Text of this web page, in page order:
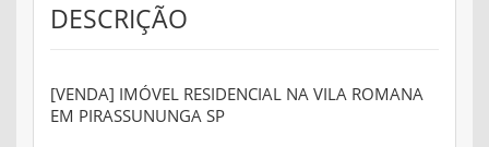
DESCRIÇÃO
[VENDA] IMÓVEL RESIDENCIAL NA VILA ROMANA
EM PIRASSUNUNGA SP